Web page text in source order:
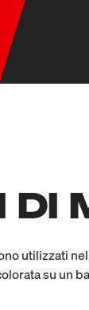
DI
utilizzati
su un